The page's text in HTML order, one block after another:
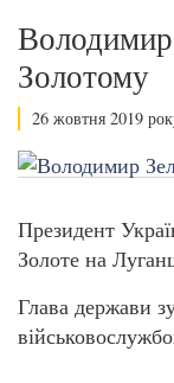
Золотому
26 жовтня 2019
Президент
Золоте на
Глава держави